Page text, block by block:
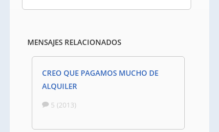
MENSAJES RELACIONADOS
CREO QUE PAGAMOS MUCHO DE
ALQUILER
5 (2013)